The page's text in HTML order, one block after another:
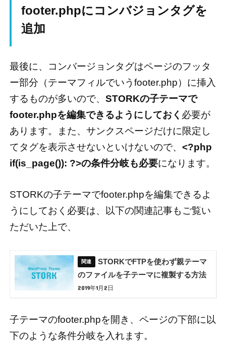
footer.phpにコンバジョンタグを
追加
最後に、コンバージョンタグはページのフッタ
ー部分（テーマフィルでいうfooter.php）に挿入
するものが多いので、 STORKの子テーマで
footer.phpを編集できるようにしておく 必要が
あります。また、サンクスページだけに限定し
てタグを表示させないといけないので、 <?php
if(is_page()): ?>の条件分岐も必要になります。
STORKの子テーマでfooter.phpを編集できるよ
うにしておく必要は、以下の関連記事もご覧い
ただいた上で、
STORKでFTPを使わず親テーマ
のファイルを子テーマに複製する方法
2019年1月2日
子テーマのfooter.phpを開き、ページの下部に以
下のような条件分岐を入れます。